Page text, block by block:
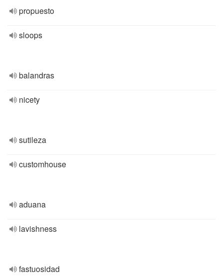
propuesto
sloops
balandras
nicety
sutileza
customhouse
aduana
lavishness
fastuosidad